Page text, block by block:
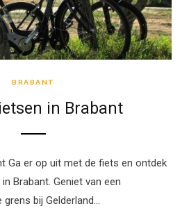
BRABANT
in Brabant
Ga er op uit met de fiets en ontdek
Brabant. Geniet van een
bij Gelderland…